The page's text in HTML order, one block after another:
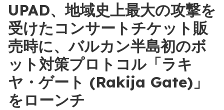
UPAD、地域史上最大の攻撃を
受けたコンサートチケット販
売時に、バルカン半島初のボ
ット対策プロトコル「ラキ
ヤ・ゲート (Rakija Gate)」
をローンチ